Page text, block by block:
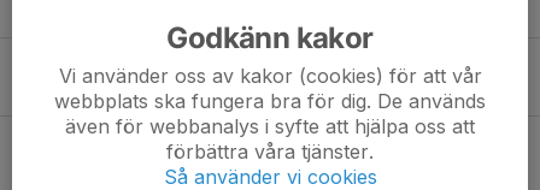
Välkomna på vår Sensommardressyr 💚
30 jul, 23:01
Hemma igen !
27 jul, 10:19
Godkänn kakor
Vi använder oss av kakor (cookies) för att vår
webbplats ska fungera bra för dig. De används
även för webbanalys i syfte att hjälpa oss att
förbättra våra tjänster.
Så använder vi cookies